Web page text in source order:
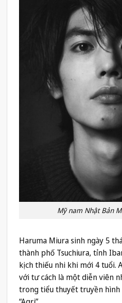
Mỹ nam Nhật Bản
Haruma Miura sinh ngày 5
thành phố Tsuchiura, tỉnh
kịch thiếu nhi khi mới 4 tuổi.
với tư cách là một diễn viên
trong tiểu thuyết truyền hình